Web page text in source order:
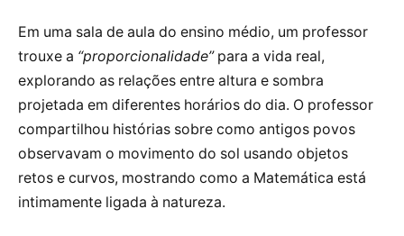
Em uma sala de aula do ensino médio, um professor
trouxe a “proporcionalidade”para a vida real,
explorando as relações entre altura e sombra
projetada em diferentes horários do dia. O professor
compartilhou histórias sobre como antigos povos
observavam o movimento do sol usando objetos
retos e curvos, mostrando como a Matemática está
intimamente ligada à natureza.